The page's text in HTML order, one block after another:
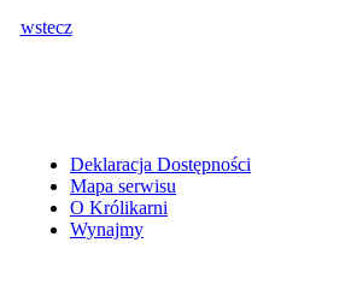
wstecz
Deklaracja Dostępności
Mapa serwisu
O Królikarni
Wynajmy